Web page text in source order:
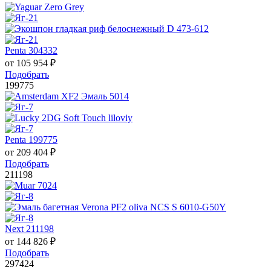
Penta 304332
от 105 954 ₽
Подобрать
199775
Penta 199775
от 209 404 ₽
Подобрать
211198
Next 211198
от 144 826 ₽
Подобрать
297424